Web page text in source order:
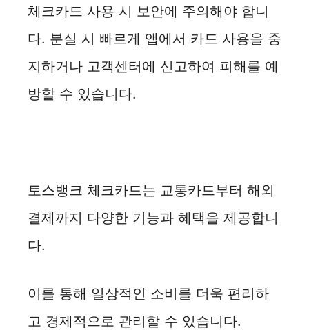
체크카드 사용 시 보안에 주의해야 합니
다. 분실 시 빠르게 앱에서 카드 사용을 중
지하거나 고객센터에 신고하여 피해를 예
방할 수 있습니다.
토스뱅크 체크카드는 교통카드부터 해외
결제까지 다양한 기능과 혜택을 제공합니
다.
이를 통해 일상적인 소비를 더욱 편리하
고 경제적으로 관리할 수 있습니다.